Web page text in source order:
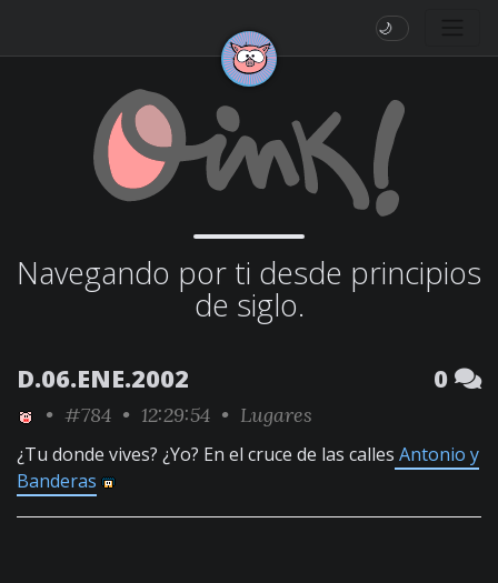
🌙
Navegando por ti desde principios
de siglo.
D.06.ENE.2002 0
• #784 • 12:29:54 • Lugares
¿Tu donde vives? ¿Yo? En el cruce de las calles Antonio y
Banderas